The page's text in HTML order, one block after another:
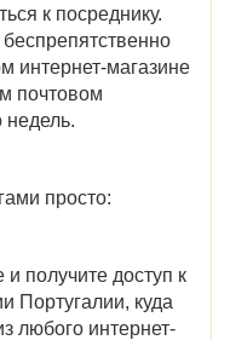
к посреднику.
интернет-магазине
почтовом
недель.
просто:
и получите доступ к
Португалии, куда
любого интернет-